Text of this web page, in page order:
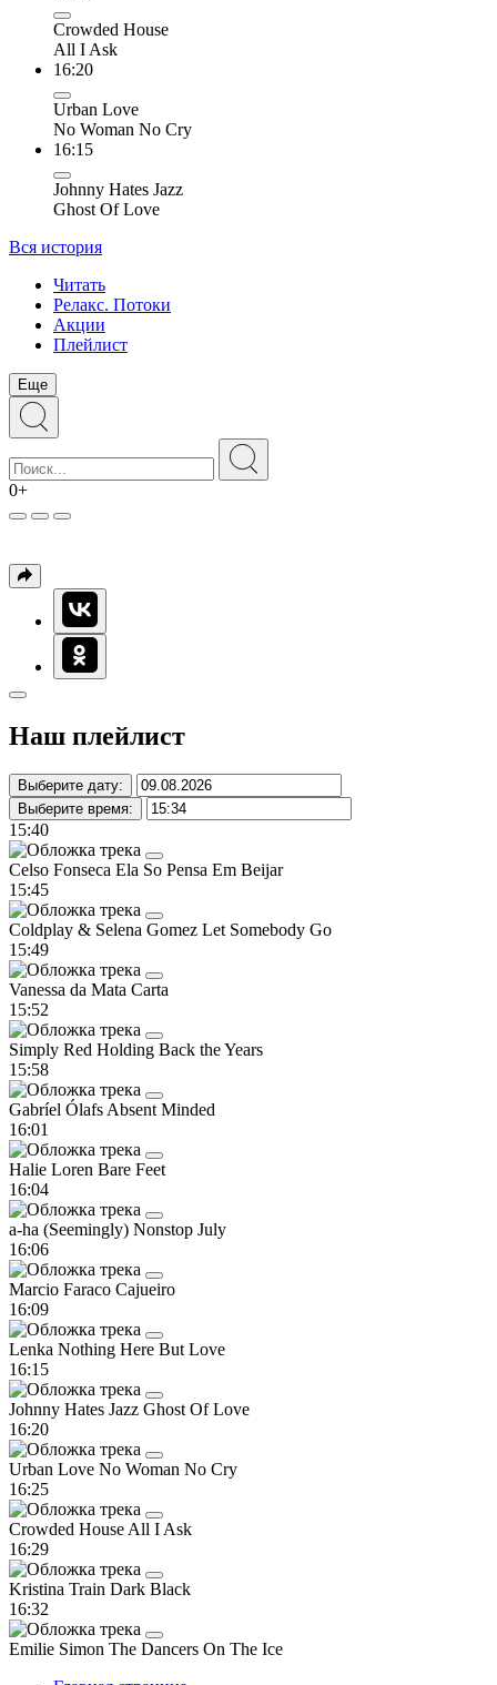
Crowded House
All I Ask
16:20
Urban Love
No Woman No Cry
16:15
Johnny Hates Jazz
Ghost Of Love
Вся история
Читать
Релакс. Потоки
Акции
Плейлист
Еще
0+
Наш плейлист
Выберите дату:
Выберите время:
15:40
Celso Fonseca Ela So Pensa Em Beijar
15:45
Coldplay & Selena Gomez Let Somebody Go
15:49
Vanessa da Mata Carta
15:52
Simply Red Holding Back the Years
15:58
Gabríel Ólafs Absent Minded
16:01
Halie Loren Bare Feet
16:04
a-ha (Seemingly) Nonstop July
16:06
Marcio Faraco Cajueiro
16:09
Lenka Nothing Here But Love
16:15
Johnny Hates Jazz Ghost Of Love
16:20
Urban Love No Woman No Cry
16:25
Crowded House All I Ask
16:29
Kristina Train Dark Black
16:32
Emilie Simon The Dancers On The Ice